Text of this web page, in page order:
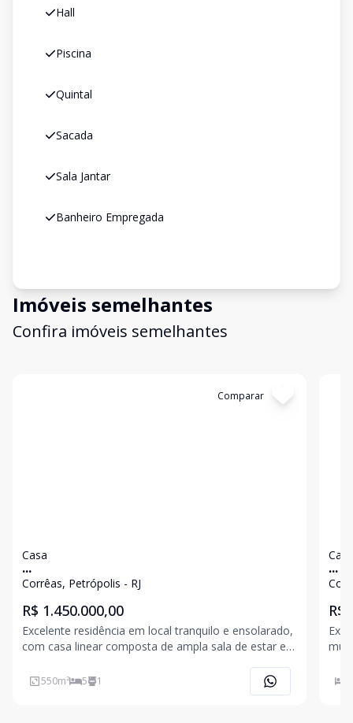
Hall
Piscina
Quintal
Sacada
Sala Jantar
Banheiro Empregada
Imóveis semelhantes
Confira imóveis semelhantes
Comparar
Casa
...
Corrêas, Petrópolis - RJ
R$ 1.450.000,00
Excelente residência em local tranquilo e ensolarado,
com casa linear composta de ampla sala de estar em
mezanino com bar (sala jogos), 5 quartos (sendo 4
suítes com armários), banheiro social, cozinha,
550m² 5 1
Casa
...
R$